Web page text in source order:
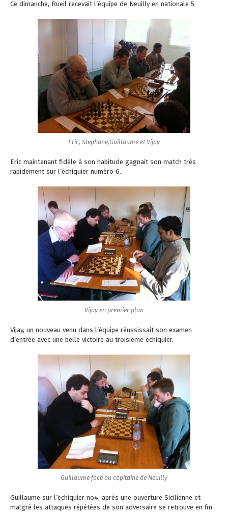
Ce dimanche, Rueil recevait l’équipe de Neuilly en nationale 5
Eric, Stephane,Guillaume et Vijay
Eric maintenant fidèle à son habitude gagnait son match très
rapidement sur l’échiquier numéro 6.
Vijay en premier plan
Vijay, un nouveau venu dans l’équipe réussissait son examen
d’entrée avec une belle victoire au troisième échiquier.
Guillaume face au capitaine de Neuilly
Guillaume sur l’échiquier no4, après une ouverture Sicilienne et
malgré les attaques répétées de son adversaire se retrouve en fin